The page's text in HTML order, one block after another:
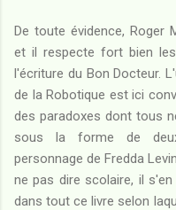
De toute évidence, Roger
et il respecte fort bien
l'écriture du Bon Docteur.
de la Robotique est ici
des paradoxes dont tous
sous la forme de
personnage de Fredda
ne pas dire scolaire, il
dans tout ce livre selon